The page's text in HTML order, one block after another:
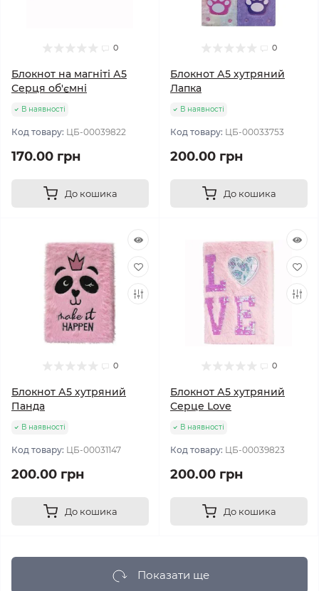
0
Блокнот на магніті А5
Серця об'ємні
В наявності
Код товару: ЦБ-00039822
170.00 грн
До кошика
0
Блокнот А5 хутряний
Лапка
В наявності
Код товару: ЦБ-00033753
200.00 грн
До кошика
0
Блокнот А5 хутряний
Панда
В наявності
Код товару: ЦБ-00031147
200.00 грн
До кошика
0
Блокнот А5 хутряний
Серце Love
В наявності
Код товару: ЦБ-00039823
200.00 грн
До кошика
Показати ще